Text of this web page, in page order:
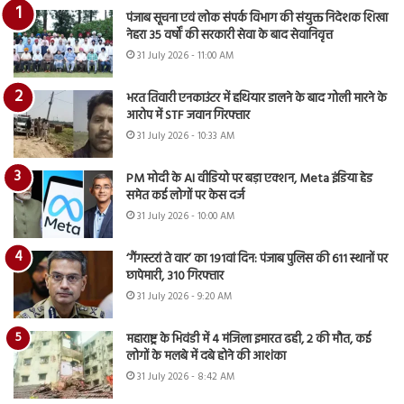
पंजाब सूचना एवं लोक संपर्क विभाग की संयुक्त निदेशक शिखा
नेहरा 35 वर्षों की सरकारी सेवा के बाद सेवानिवृत्त
31 July 2026 - 11:00 AM
भरत तिवारी एनकाउंटर में हथियार डालने के बाद गोली मारने के
आरोप में STF जवान गिरफ्तार
31 July 2026 - 10:33 AM
PM मोदी के AI वीडियो पर बड़ा एक्शन, Meta इंडिया हेड
समेत कई लोगों पर केस दर्ज
31 July 2026 - 10:00 AM
‘गैंगस्टरां ते वार’ का 191वां दिन: पंजाब पुलिस की 611 स्थानों पर
छापेमारी, 310 गिरफ्तार
31 July 2026 - 9:20 AM
महाराष्ट्र के भिवंडी में 4 मंजिला इमारत ढही, 2 की मौत, कई
लोगों के मलबे में दबे होने की आशंका
31 July 2026 - 8:42 AM